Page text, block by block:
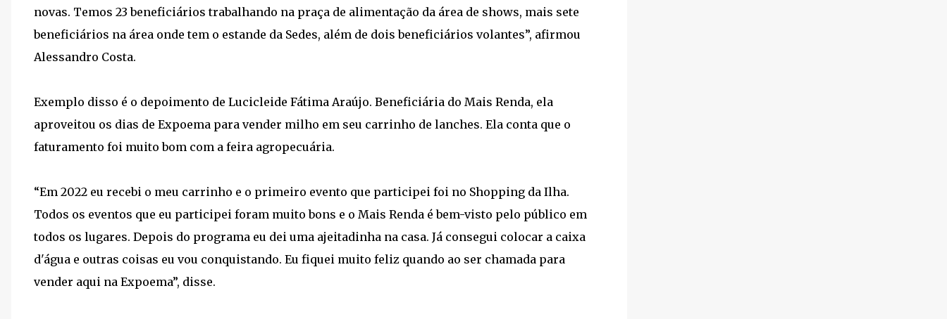
novas. Temos 23 beneficiários trabalhando na praça de alimentação da área de shows, mais sete
beneficiários na área onde tem o estande da Sedes, além de dois beneficiários volantes”, afirmou
Alessandro Costa.
Exemplo disso é o depoimento de Lucicleide Fátima Araújo. Beneficiária do Mais Renda, ela
aproveitou os dias de Expoema para vender milho em seu carrinho de lanches. Ela conta que o
faturamento foi muito bom com a feira agropecuária.
“Em 2022 eu recebi o meu carrinho e o primeiro evento que participei foi no Shopping da Ilha.
Todos os eventos que eu participei foram muito bons e o Mais Renda é bem-visto pelo público em
todos os lugares. Depois do programa eu dei uma ajeitadinha na casa. Já consegui colocar a caixa
d'água e outras coisas eu vou conquistando. Eu fiquei muito feliz quando ao ser chamada para
vender aqui na Expoema”, disse.